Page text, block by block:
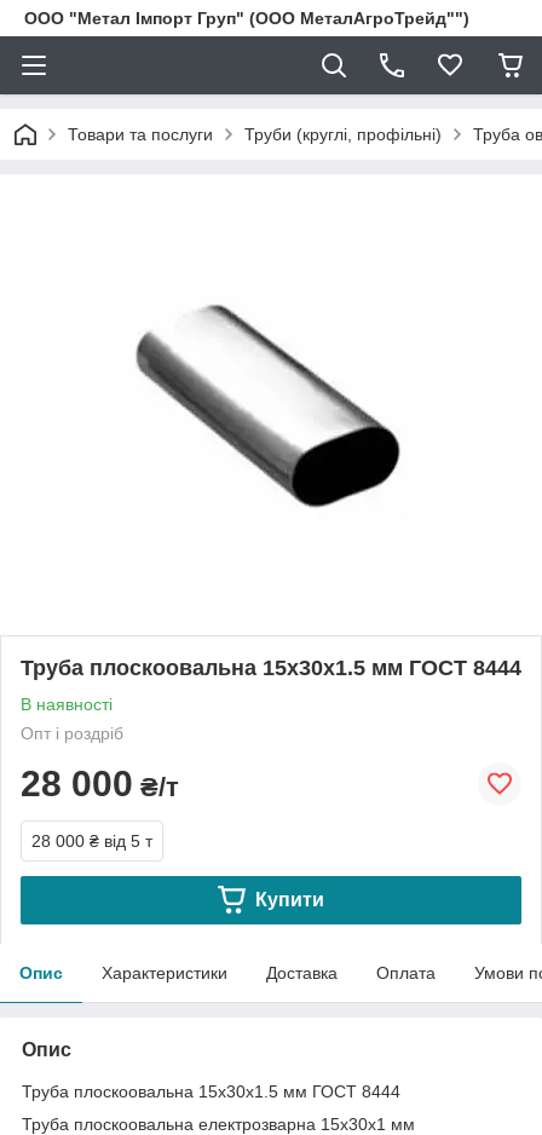
ООО "Метал Імпорт Груп" (ООО МеталАгроТрейд"")
Товари та послуги Труби (круглі, профільні) Труба
Труба плоскоовальна 15х30х1.5 мм ГОСТ 8444
В наявності
Опт і роздріб
28 000 ₴/т
28 000 ₴ від 5 т
Купити
Опис Характеристики Доставка Оплата Умови
Опис
Труба плоскоовальна 15х30х1.5 мм ГОСТ 8444
Труба плоскоовальна електрозварна 15х30х1 мм